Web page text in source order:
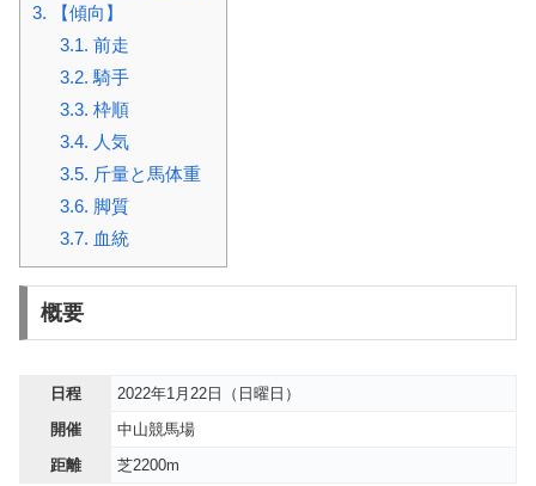
3. 【傾向】
3.1. 前走
3.2. 騎手
3.3. 枠順
3.4. 人気
3.5. 斤量と馬体重
3.6. 脚質
3.7. 血統
概要
日程
2022年1月22日（日曜日）
開催
中山競馬場
距離
芝2200m